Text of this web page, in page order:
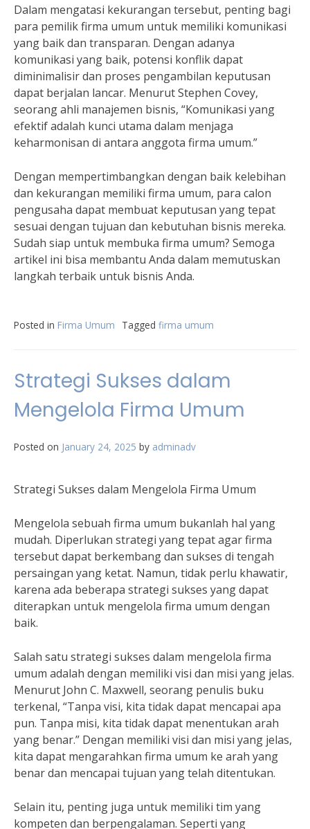
Dalam mengatasi kekurangan tersebut, penting bagi
para pemilik firma umum untuk memiliki komunikasi
yang baik dan transparan. Dengan adanya
komunikasi yang baik, potensi konflik dapat
diminimalisir dan proses pengambilan keputusan
dapat berjalan lancar. Menurut Stephen Covey,
seorang ahli manajemen bisnis, “Komunikasi yang
efektif adalah kunci utama dalam menjaga
keharmonisan di antara anggota firma umum.”
Dengan mempertimbangkan dengan baik kelebihan
dan kekurangan memiliki firma umum, para calon
pengusaha dapat membuat keputusan yang tepat
sesuai dengan tujuan dan kebutuhan bisnis mereka.
Sudah siap untuk membuka firma umum? Semoga
artikel ini bisa membantu Anda dalam memutuskan
langkah terbaik untuk bisnis Anda.
Posted in Firma Umum Tagged firma umum
Strategi Sukses dalam
Mengelola Firma Umum
Posted on January 24, 2025 by adminadv
Strategi Sukses dalam Mengelola Firma Umum
Mengelola sebuah firma umum bukanlah hal yang
mudah. Diperlukan strategi yang tepat agar firma
tersebut dapat berkembang dan sukses di tengah
persaingan yang ketat. Namun, tidak perlu khawatir,
karena ada beberapa strategi sukses yang dapat
diterapkan untuk mengelola firma umum dengan
baik.
Salah satu strategi sukses dalam mengelola firma
umum adalah dengan memiliki visi dan misi yang jelas.
Menurut John C. Maxwell, seorang penulis buku
terkenal, “Tanpa visi, kita tidak dapat mencapai apa
pun. Tanpa misi, kita tidak dapat menentukan arah
yang benar.” Dengan memiliki visi dan misi yang jelas,
kita dapat mengarahkan firma umum ke arah yang
benar dan mencapai tujuan yang telah ditentukan.
Selain itu, penting juga untuk memiliki tim yang
kompeten dan berpengalaman. Seperti yang